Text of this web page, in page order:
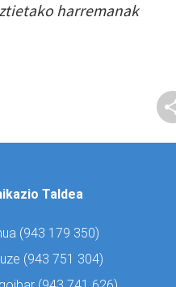
harremanak
Taldea
(943 179 350)
(943 751 304)